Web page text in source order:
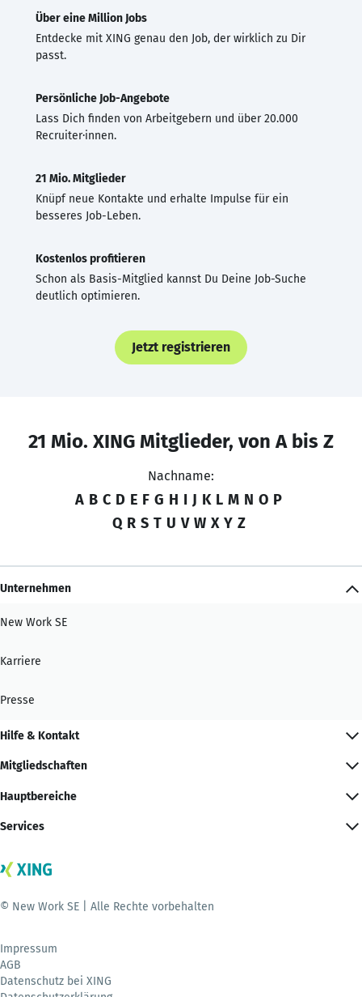
Über eine Million Jobs
Entdecke mit XING genau den Job, der wirklich zu Dir
passt.
Persönliche Job-Angebote
Lass Dich finden von Arbeitgebern und über 20.000
Recruiter·innen.
21 Mio. Mitglieder
Knüpf neue Kontakte und erhalte Impulse für ein
besseres Job-Leben.
Kostenlos profitieren
Schon als Basis-Mitglied kannst Du Deine Job-Suche
deutlich optimieren.
Jetzt registrieren
21 Mio. XING Mitglieder, von A bis Z
Nachname:
A B C D E F G H I J K L M N O P
Q R S T U V W X Y Z
Unternehmen
New Work SE
Karriere
Presse
Hilfe & Kontakt
Mitgliedschaften
Hauptbereiche
Services
© New Work SE | Alle Rechte vorbehalten
Impressum
AGB
Datenschutz bei XING